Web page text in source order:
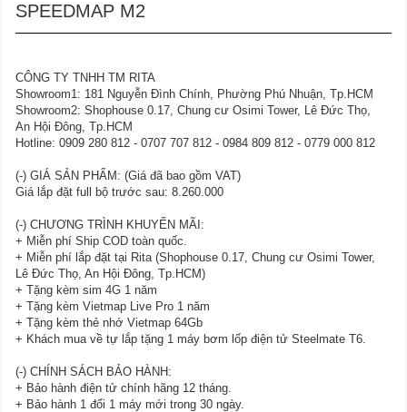
SPEEDMAP M2
CÔNG TY TNHH TM RITA
Showroom1: 181 Nguyễn Đình Chính, Phường Phú Nhuận, Tp.HCM
Showroom2: Shophouse 0.17, Chung cư Osimi Tower, Lê Đức Thọ,
An Hội Đông, Tp.HCM
Hotline: 0909 280 812 - 0707 707 812 - 0984 809 812 - 0779 000 812
(-) GIÁ SẢN PHẨM: (Giá đã bao gồm VAT)
Giá lắp đặt full bộ trước sau: 8.260.000
(-) CHƯƠNG TRÌNH KHUYẾN MÃI:
+ Miễn phí Ship COD toàn quốc.
+ Miễn phí lắp đặt tại Rita (Shophouse 0.17, Chung cư Osimi Tower,
Lê Đức Thọ, An Hội Đông, Tp.HCM)
+ Tặng kèm sim 4G 1 năm
+ Tặng kèm Vietmap Live Pro 1 năm
+ Tặng kèm thẻ nhớ Vietmap 64Gb
+ Khách mua về tự lắp tặng 1 máy bơm lốp điện tử Steelmate T6.
(-) CHÍNH SÁCH BẢO HÀNH:
+ Bảo hành điện tử chính hãng 12 tháng.
+ Bảo hành 1 đổi 1 máy mới trong 30 ngày.